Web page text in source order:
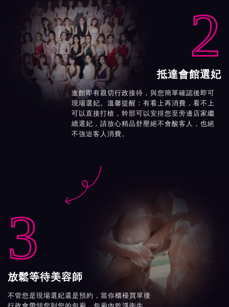
2
抵達會館選妃
進館即有親切行政接待，與您簡單確認後即可
現場選妃。溫馨提醒：有看上再消費，看不上
可以直接打槍，幹部可以安排您至旁邊店家繼
續選妃，請放心精品舒壓絕不會酸客人，也絕
不強迫客人消費。

3
放鬆等待美容師
不管您是現場選妃還是預約，當你櫃檯買單後